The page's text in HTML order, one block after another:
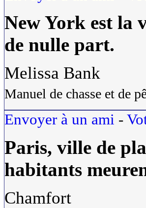
New York est la
de nulle part.
Melissa Bank
Manuel de chasse et de
Envoyer à un ami -
Paris, ville de
habitants
Chamfort